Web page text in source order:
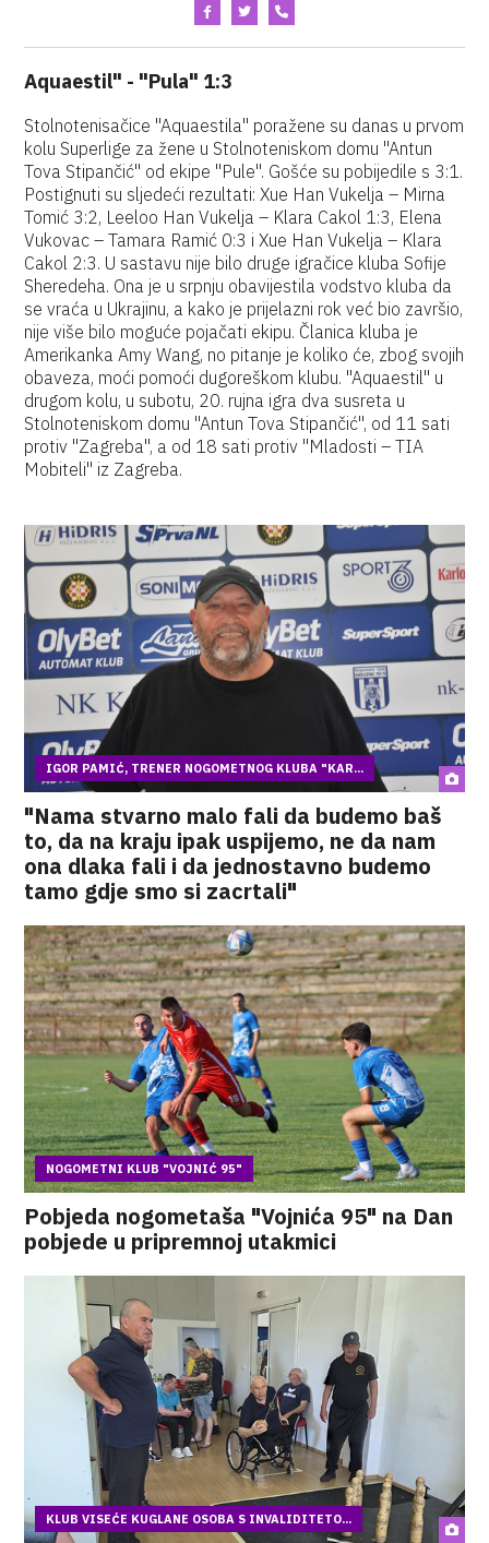
Aquaestil" - "Pula" 1:3
Stolnotenisačice "Aquaestila" poražene su danas u prvom
kolu Superlige za žene u Stolnoteniskom domu "Antun
Tova Stipančić" od ekipe "Pule". Gošće su pobijedile s 3:1.
Postignuti su sljedeći rezultati: Xue Han Vukelja – Mirna
Tomić 3:2, Leeloo Han Vukelja – Klara Cakol 1:3, Elena
Vukovac – Tamara Ramić 0:3 i Xue Han Vukelja – Klara
Cakol 2:3. U sastavu nije bilo druge igračice kluba Sofije
Sheredeha. Ona je u srpnju obavijestila vodstvo kluba da
se vraća u Ukrajinu, a kako je prijelazni rok već bio završio,
nije više bilo moguće pojačati ekipu. Članica kluba je
Amerikanka Amy Wang, no pitanje je koliko će, zbog svojih
obaveza, moći pomoći dugoreškom klubu. "Aquaestil" u
drugom kolu, u subotu, 20. rujna igra dva susreta u
Stolnoteniskom domu "Antun Tova Stipančić", od 11 sati
protiv "Zagreba", a od 18 sati protiv "Mladosti – TIA
Mobiteli" iz Zagreba.
IGOR PAMIĆ, TRENER NOGOMETNOG KLUBA "KAR...
"Nama stvarno malo fali da budemo baš
to, da na kraju ipak uspijemo, ne da nam
ona dlaka fali i da jednostavno budemo
tamo gdje smo si zacrtali"
NOGOMETNI KLUB "VOJNIĆ 95"
Pobjeda nogometaša "Vojnića 95" na Dan
pobjede u pripremnoj utakmici
KLUB VISEĆE KUGLANE OSOBA S INVALIDITETO...